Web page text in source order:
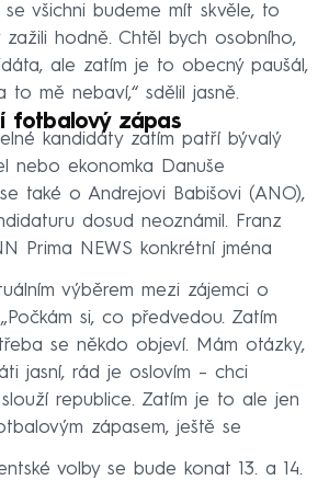
se všichni budeme mít skvěle, to
hodně. Chtěl bych osobního,
ale zatím je to obecný paušál,
to mě nebaví,“ sdělil jasně.
fotbalový zápas
kandidáty zatím patří bývalý
nebo ekonomka Danuše
také o Andrejovi Babišovi (ANO),
dosud neoznámil. Franz
Prima NEWS konkrétní jména
výběrem mezi zájemci o
si, co předvedou. Zatím
se někdo objeví. Mám otázky,
jasní, rád je oslovím – chci
republice. Zatím je to ale jen
zápasem, ještě se
volby se bude konat 13. a 14.